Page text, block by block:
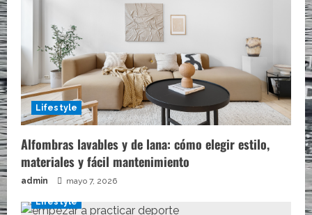
Lifestyle
Alfombras lavables y de lana: cómo elegir estilo,
materiales y fácil mantenimiento
admin mayo 7, 2026
Lifestyle